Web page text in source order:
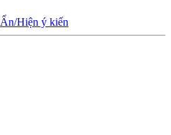
Ẩn/Hiện ý kiến